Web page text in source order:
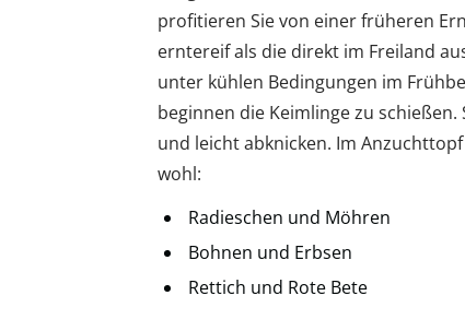
profitieren Sie von einer früheren
erntereif als die direkt im Freiland
unter kühlen Bedingungen im
beginnen die Keimlinge zu
und leicht abknicken. Im
wohl:
Radieschen und Möhren
Bohnen und Erbsen
Rettich und Rote Bete